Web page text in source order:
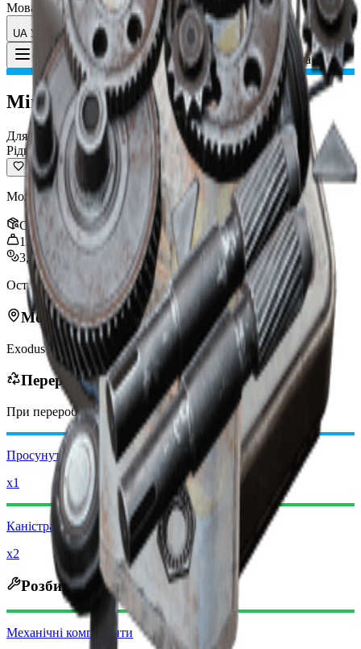
Мова
UA Українська
Toggle Menu Предмет:Міні-центрифуга
Міні-центрифуга
Для переробки
Рідкісний
Можна переробити на матеріали для крафту.
Стек:
1.5kg
3,000
Останнє оновлення
: Jan 09, 2026
Можна знайти в
Exodus
Переробляється в
При переробці ви отримаєте -650 менше Монет рейдера
Просунуті механічні компоненти
x1
Каністра
x2
Розбирається на
Механічні компоненти